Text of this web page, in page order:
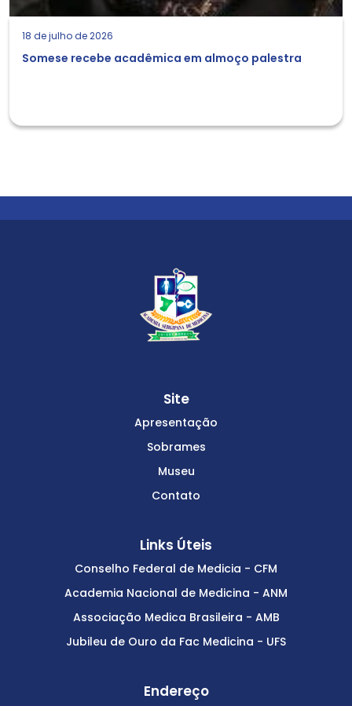
18 de julho de 2026
Somese recebe acadêmica em almoço palestra
Site
Apresentação
Sobrames
Museu
Contato
Links Úteis
Conselho Federal de Medicia - CFM
Academia Nacional de Medicina - ANM
Associação Medica Brasileira - AMB
Jubileu de Ouro da Fac Medicina - UFS
Endereço